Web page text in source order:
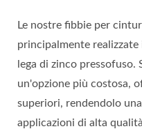
Le nostre fibbie per
principalmente
lega di zinco pressofuso.
un'opzione più costosa,
superiori, rendendolo
applicazioni di alta